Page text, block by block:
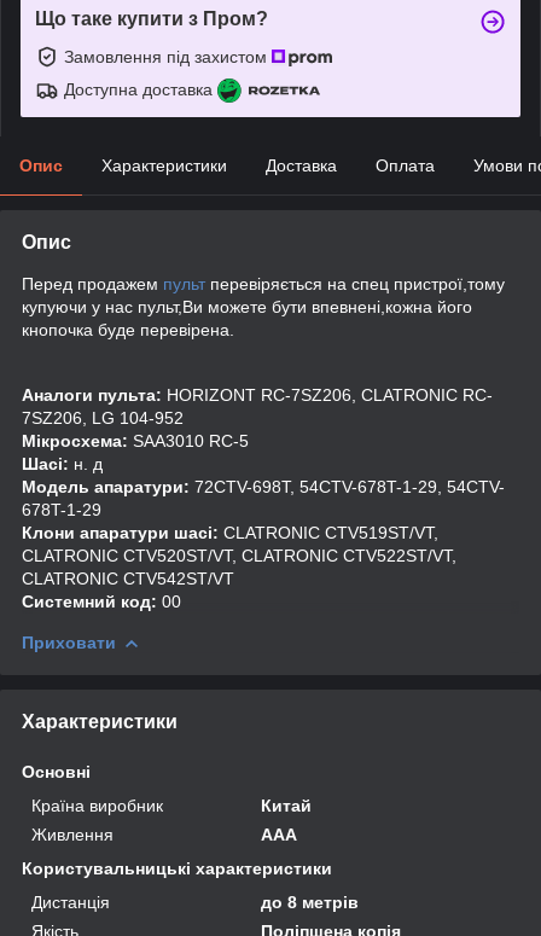
Що таке купити з Пром?
Замовлення під захистом
Доступна доставка
Опис Характеристики Доставка Оплата Умови
Опис
Перед продажем пульт перевіряється на спец пристрої,тому
купуючи у нас пульт,Ви можете бути впевнені,кожна його
кнопочка буде перевірена.
Аналоги пульта: HORIZONT RC-7SZ206, CLATRONIC RC-
7SZ206, LG 104-952
Мікросхема: SAA3010 RC-5
Шасі: н. д
Модель апаратури: 72CTV-698T, 54CTV-678T-1-29, 54CTV-
678T-1-29
Клони апаратури шасі: CLATRONIC CTV519ST/VT,
CLATRONIC CTV520ST/VT, CLATRONIC CTV522ST/VT,
CLATRONIC CTV542ST/VT
Системний код: 00
Приховати
Характеристики
Основні
Країна виробник
Китай
Живлення
AAA
Користувальницькі характеристики
Дистанція
до 8 метрів
Якість
Поліпшена копія